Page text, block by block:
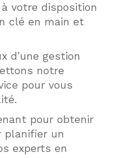
votre disposition
clé en main et
d’une gestion
notre
pour vous
pour obtenir
planifier un
experts en